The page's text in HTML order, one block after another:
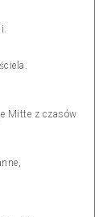
Mitte z czasów